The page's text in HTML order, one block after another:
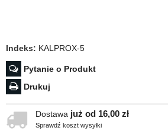
Indeks: KALPROX-5
Pytanie o Produkt
Drukuj
Dostawa już od 16,00 zł
Sprawdź koszt wysyłki